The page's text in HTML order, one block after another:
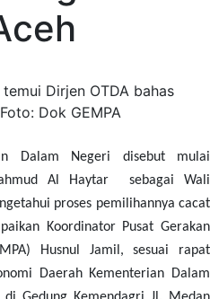
Dirjen OTDA bahas
Dok GEMPA
Dalam Negeri disebut mulai
Al Haytar sebagai Wali
proses pemilihannya cacat
Koordinator Pusat Gerakan
Husnul Jamil, sesuai rapat
Daerah Kementerian Dalam